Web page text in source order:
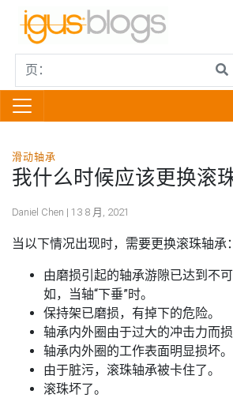
滑动轴承
我什么时候应该更换滚
Daniel Chen | 13 8 月, 2021
当以下情况出现时，需要更换滚珠轴承：
由磨损引起的轴承游隙已达到不
如，当轴“下垂”时。
保持架已磨损，有掉下的危险。
轴承内外圈由于过大的冲击力而损
轴承内外圈的工作表面明显损坏。
由于脏污，滚珠轴承被卡住了。
滚珠坏了。